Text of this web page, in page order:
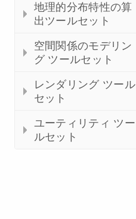
地理的分布特性の算
出ツールセット
空間関係のモデリン
グ ツールセット
レンダリング ツール
セット
ユーティリティ ツー
ルセット